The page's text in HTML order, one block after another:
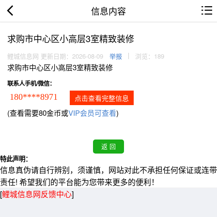
信息内容
求购市中心区小高层3室精致装修
鲤城信息网 更新日期：2026-08-09 举报 浏览：189
求购市中心区小高层3室精致装修
联系人手机/微信：
180****8971 点击查看完整信息
(查看需要80金币或VIP会员可查看)
特此声明：
信息真伪请自行辨别，须谨慎，网站对此不承担任何保证或连带
责任! 希望我们的平台能为您带来更多的便利！
[鲤城信息网反馈中心]